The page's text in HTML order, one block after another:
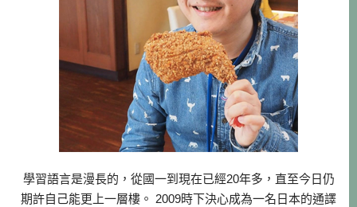
學習語言是漫長的，從國一到現在已經20年多，直至今日仍
期許自己能更上一層樓。 2009時下決心成為一名日本的通譯